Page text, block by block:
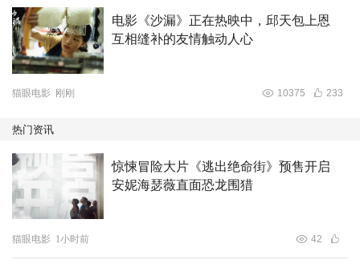
饶雪漫的同名小说，讲述了受原生家庭影响而患上心理疾病
电影《沙漏》正在热映中，邱天包上恩
互相缝补的友情触动人心
猫眼电影 刚刚 10375 233
热门资讯
惊悚冒险大片《逃出绝命街》预售开启
安妮海瑟薇直面恐龙围猎
猫眼电影 1小时前 42